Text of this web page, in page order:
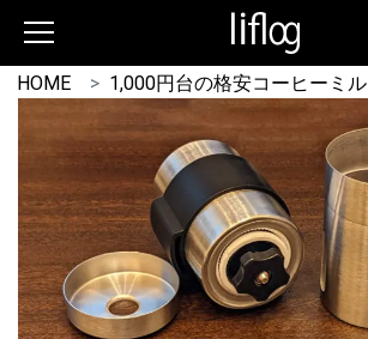
HOME 1,000円台の格安コーヒーミル